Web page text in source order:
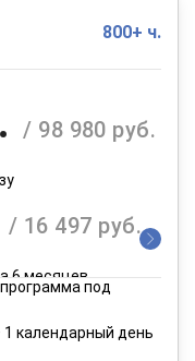
800+ ч.
/ 98 980 руб.
/ 16 497 руб.
6 месяцев
/ 8 249 руб.
под
календарный день